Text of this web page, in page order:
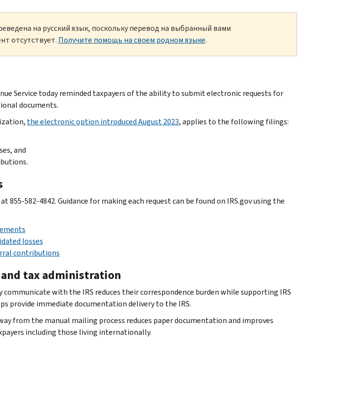
на русский язык, поскольку перевод на выбранный вами
отсутствует. Получите помощь на своем родном языке.
Service today reminded taxpayers of the ability to submit electronic requests for
documents.
the electronic option introduced August 2023, applies to the following filings:
and
855-582-4842. Guidance for making each request can be found on IRS.gov using the
losses
contributions
tax administration
with the IRS reduces their correspondence burden while supporting IRS
provide immediate documentation delivery to the IRS.
from the manual mailing process reduces paper documentation and improves
including those living internationally.